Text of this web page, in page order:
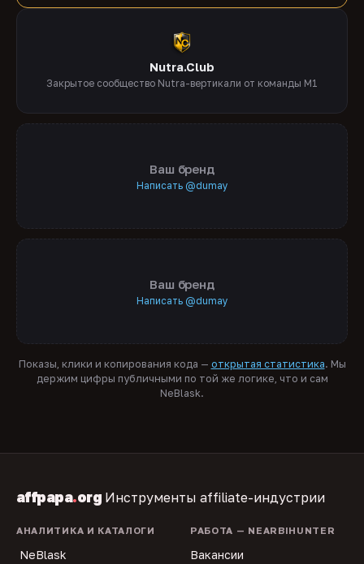
Nutra.Club
Закрытое сообщество Nutra-вертикали от команды M1
Ваш бренд
Написать @dumay
Ваш бренд
Написать @dumay
Показы, клики и копирования кода — открытая статистика. Мы
держим цифры публичными по той же логике, что и сам
NeBlask.
affpapa.org Инструменты affiliate-индустрии
АНАЛИТИКА И КАТАЛОГИ
NeBlask
РАБОТА — NEARBIHUNTER
Вакансии